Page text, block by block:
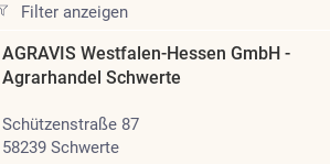
Filter anzeigen
AGRAVIS Westfalen-Hessen GmbH -
Agrarhandel Schwerte
Schützenstraße 87
58239 Schwerte